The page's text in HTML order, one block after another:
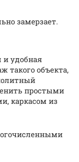
замерзает.
и удобная
такого объекта,
простыми
каркасом из